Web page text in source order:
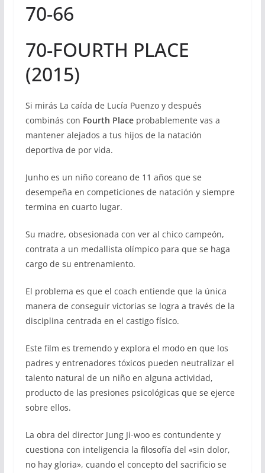
70-66
70-FOURTH PLACE
(2015)
Si mirás La caída de Lucía Puenzo y después
combinás con Fourth Placeprobablemente vas a
mantener alejados a tus hijos de la natación
deportiva de por vida.
Junho es un niño coreano de 11 años que se
desempeña en competiciones de natación y siempre
termina en cuarto lugar.
Su madre, obsesionada con ver al chico campeón,
contrata a un medallista olímpico para que se haga
cargo de su entrenamiento.
El problema es que el coach entiende que la única
manera de conseguir victorias se logra a través de la
disciplina centrada en el castigo físico.
Este film es tremendo y explora el modo en que los
padres y entrenadores tóxicos pueden neutralizar el
talento natural de un niño en alguna actividad,
producto de las presiones psicológicas que se ejerce
sobre ellos.
La obra del director Jung Ji-woo es contundente y
cuestiona con inteligencia la filosofía del «sin dolor,
no hay gloria», cuando el concepto del sacrificio se